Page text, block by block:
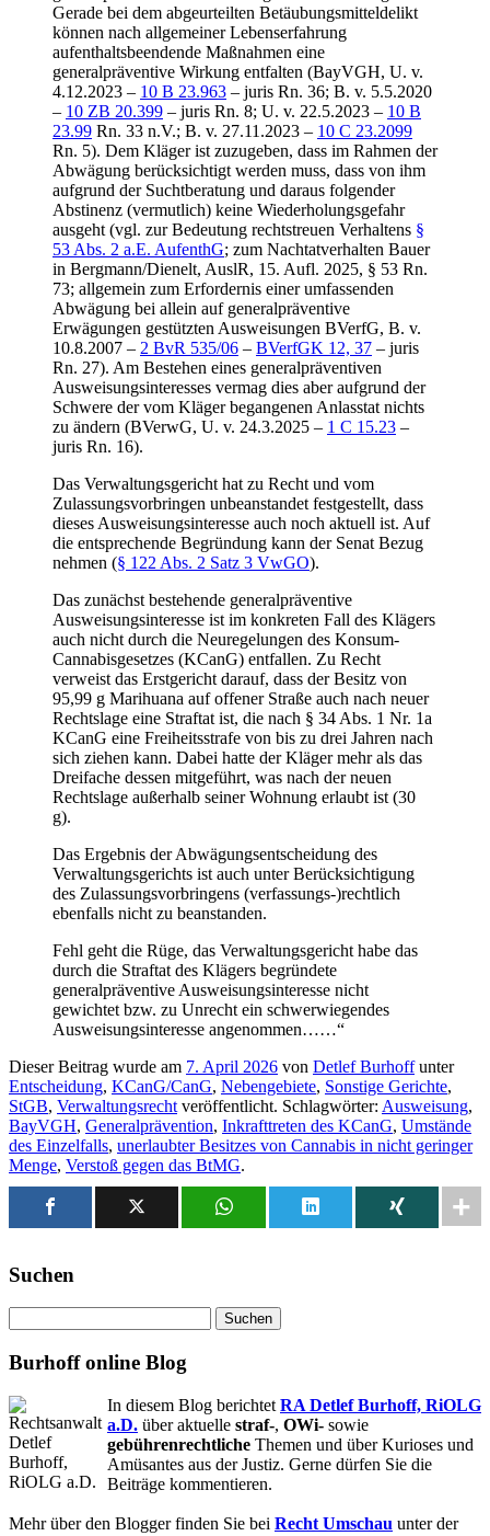
Gerade bei dem abgeurteilten Betäubungsmitteldelikt
können nach allgemeiner Lebenserfahrung
aufenthaltsbeendende Maßnahmen eine
generalpräventive Wirkung entfalten (BayVGH, U. v.
4.12.2023 – 10 B 23.963 – juris Rn. 36; B. v. 5.5.2020
– 10 ZB 20.399 – juris Rn. 8; U. v. 22.5.2023 – 10 B
23.99 Rn. 33 n.V.; B. v. 27.11.2023 – 10 C 23.2099
Rn. 5). Dem Kläger ist zuzugeben, dass im Rahmen der
Abwägung berücksichtigt werden muss, dass von ihm
aufgrund der Suchtberatung und daraus folgender
Abstinenz (vermutlich) keine Wiederholungsgefahr
ausgeht (vgl. zur Bedeutung rechtstreuen Verhaltens §
53 Abs. 2 a.E. AufenthG; zum Nachtatverhalten Bauer
in Bergmann/Dienelt, AuslR, 15. Aufl. 2025, § 53 Rn.
73; allgemein zum Erfordernis einer umfassenden
Abwägung bei allein auf generalpräventive
Erwägungen gestützten Ausweisungen BVerfG, B. v.
10.8.2007 – 2 BvR 535/06 – BVerfGK 12, 37 – juris
Rn. 27). Am Bestehen eines generalpräventiven
Ausweisungsinteresses vermag dies aber aufgrund der
Schwere der vom Kläger begangenen Anlasstat nichts
zu ändern (BVerwG, U. v. 24.3.2025 – 1 C 15.23 –
juris Rn. 16).
Das Verwaltungsgericht hat zu Recht und vom
Zulassungsvorbringen unbeanstandet festgestellt, dass
dieses Ausweisungsinteresse auch noch aktuell ist. Auf
die entsprechende Begründung kann der Senat Bezug
nehmen (§ 122 Abs. 2 Satz 3 VwGO).
Das zunächst bestehende generalpräventive
Ausweisungsinteresse ist im konkreten Fall des Klägers
auch nicht durch die Neuregelungen des Konsum-
Cannabisgesetzes (KCanG) entfallen. Zu Recht
verweist das Erstgericht darauf, dass der Besitz von
95,99 g Marihuana auf offener Straße auch nach neuer
Rechtslage eine Straftat ist, die nach § 34 Abs. 1 Nr. 1a
KCanG eine Freiheitsstrafe von bis zu drei Jahren nach
sich ziehen kann. Dabei hatte der Kläger mehr als das
Dreifache dessen mitgeführt, was nach der neuen
Rechtslage außerhalb seiner Wohnung erlaubt ist (30
g).
Das Ergebnis der Abwägungsentscheidung des
Verwaltungsgerichts ist auch unter Berücksichtigung
des Zulassungsvorbringens (verfassungs-)rechtlich
ebenfalls nicht zu beanstanden.
Fehl geht die Rüge, das Verwaltungsgericht habe das
durch die Straftat des Klägers begründete
generalpräventive Ausweisungsinteresse nicht
gewichtet bzw. zu Unrecht ein schwerwiegendes
Ausweisungsinteresse angenommen……“
Dieser Beitrag wurde am 7. April 2026 von Detlef Burhoffunter
Entscheidung, KCanG/CanG, Nebengebiete, Sonstige Gerichte,
StGB, Verwaltungsrecht veröffentlicht. Schlagwörter: Ausweisung,
BayVGH, Generalprävention, Inkrafttreten des KCanG, Umstände
des Einzelfalls, unerlaubter Besitzes von Cannabis in nicht geringer
Menge, Verstoß gegen das BtMG.
Suchen
nach:
Burhoff online Blog
In diesem Blog berichtet RA Detlef Burhoff, RiOLG
a.D. über aktuelle straf-, OWi- sowie
gebührenrechtliche Themen und über Kurioses und
Amüsantes aus der Justiz. Gerne dürfen Sie die
Beiträge kommentieren.
Mehr über den Blogger finden Sie bei Recht Umschau unter der